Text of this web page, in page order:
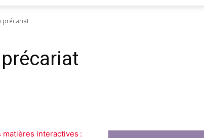
précariat
interactives :